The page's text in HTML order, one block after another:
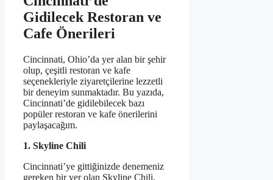
Gidilecek Restoran ve
Cafe Önerileri
Cincinnati, Ohio’da yer alan bir şehir
olup, çeşitli restoran ve kafe
seçenekleriyle ziyaretçilerine lezzetli
bir deneyim sunmaktadır. Bu yazıda,
Cincinnati’de gidilebilecek bazı
popüler restoran ve kafe önerilerini
paylaşacağım.
1. Skyline Chili
Cincinnati’ye gittiğinizde denemeniz
gereken bir yer olan Skyline Chili,